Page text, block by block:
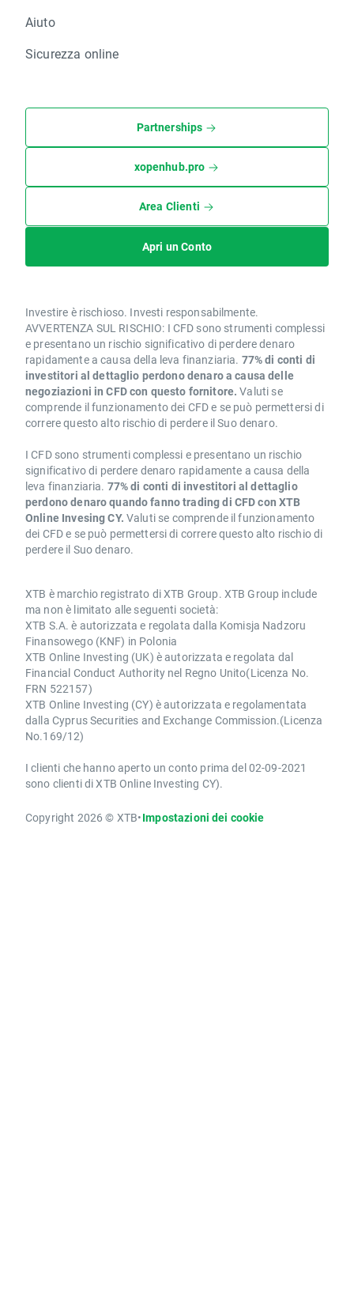
Aiuto
Sicurezza online
Partnerships
xopenhub.pro
Area Clienti
Apri un Conto
Investire è rischioso. Investi responsabilmente.
AVVERTENZA SUL RISCHIO: I CFD sono strumenti complessi
e presentano un rischio significativo di perdere denaro
rapidamente a causa della leva finanziaria. 77% di conti di
investitori al dettaglio perdono denaro a causa delle
negoziazioni in CFD con questo fornitore. Valuti se
comprende il funzionamento dei CFD e se può permettersi di
correre questo alto rischio di perdere il Suo denaro.
I CFD sono strumenti complessi e presentano un rischio
significativo di perdere denaro rapidamente a causa della
leva finanziaria. 77% di conti di investitori al dettaglio
perdono denaro quando fanno trading di CFD con XTB
Online Invesing CY. Valuti se comprende il funzionamento
dei CFD e se può permettersi di correre questo alto rischio di
perdere il Suo denaro.
XTB è marchio registrato di XTB Group. XTB Group include
ma non è limitato alle seguenti società:
XTB S.A. è autorizzata e regolata dalla Komisja Nadzoru
Finansowego (KNF) in Polonia
XTB Online Investing (UK) è autorizzata e regolata dal
Financial Conduct Authority nel Regno Unito(Licenza No.
FRN 522157)
XTB Online Investing (CY) è autorizzata e regolamentata
dalla Cyprus Securities and Exchange Commission.(Licenza
No.169/12)
I clienti che hanno aperto un conto prima del 02-09-2021
sono clienti di XTB Online Investing CY).
Copyright 2026 © XTB•Impostazioni dei cookie